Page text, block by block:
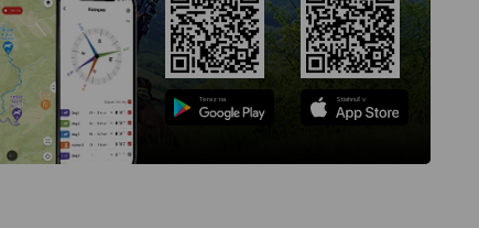
Teraz na Stiahnuť v